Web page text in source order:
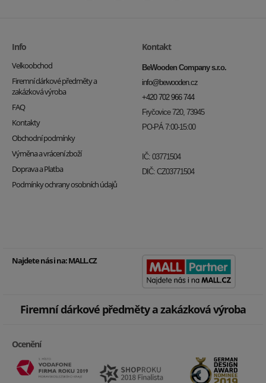
Info
Velkoobchod
Firemní dárkové předměty a
zakázková výroba
FAQ
Kontakty
Obchodní podmínky
Výměna a vrácení zboží
Doprava a Platba
Podmínky ochrany osobních údajů
Kontakt
BeWooden Company s.r.o.
info@bewooden.cz
+420 702 966 744
Fryčovice 720, 73945
PO-PÁ 7:00-15:00
IČ: 03771504
DIČ: CZ03771504
Najdete nás i na:MALL.CZ
Firemní dárkové předměty a zakázková výroba
Ocenění